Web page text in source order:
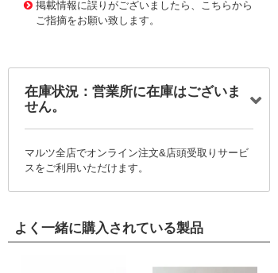
掲載情報に誤りがございましたら、こちらから
ご指摘をお願い致します。
在庫状況：営業所に在庫はございま
せん。
マルツ全店でオンライン注文&店頭受取りサービ
スをご利用いただけます。
よく一緒に購入されている製品